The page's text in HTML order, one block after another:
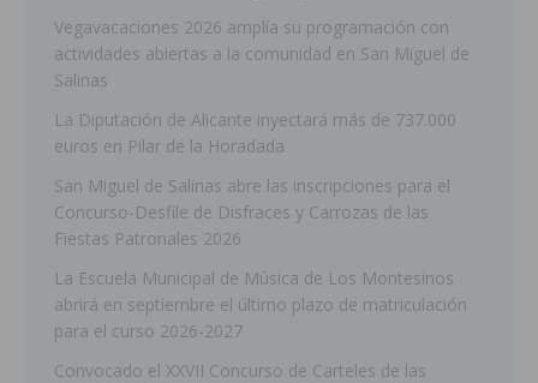
Vegavacaciones 2026 amplía su programación con
actividades abiertas a la comunidad en San Miguel de
Salinas
La Diputación de Alicante inyectará más de 737.000
euros en Pilar de la Horadada
San Miguel de Salinas abre las inscripciones para el
Concurso-Desfile de Disfraces y Carrozas de las
Fiestas Patronales 2026
La Escuela Municipal de Música de Los Montesinos
abrirá en septiembre el último plazo de matriculación
para el curso 2026-2027
Convocado el XXVII Concurso de Carteles de las